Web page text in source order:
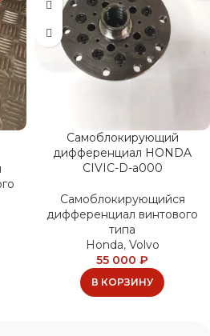
Самоблокирующий
дифференциал HONDA
CIVIC-D-a000
Самоблокирующийся
дифференциал винтового
типа
Honda, Volvo
55 000 ₽
В КОРЗИНУ